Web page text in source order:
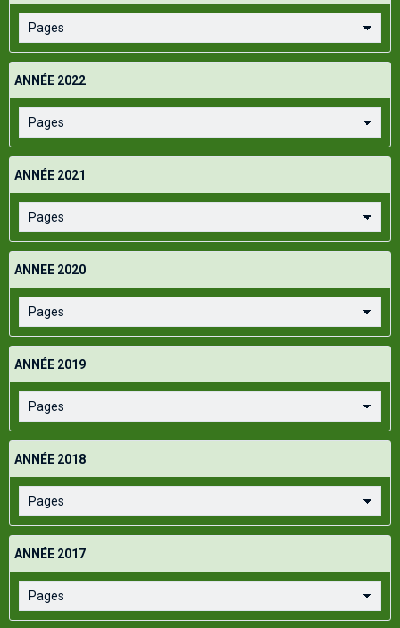
ANNÉE 2022
ANNÉE 2021
ANNEE 2020
ANNÉE 2019
ANNÉE 2018
ANNÉE 2017